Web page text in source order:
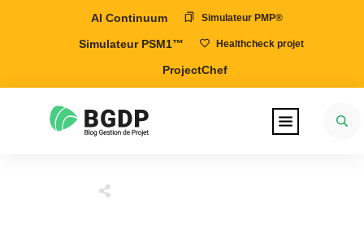
AI Continuum Simulateur PMP®
Simulateur PSM1™ Healthcheck projet
ProjectChef